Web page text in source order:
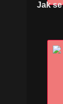
Jak